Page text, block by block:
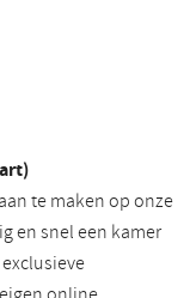
te maken op onze
en snel een kamer